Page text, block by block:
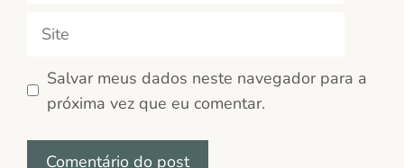
Site
Salvar meus dados neste navegador para a
próxima vez que eu comentar.